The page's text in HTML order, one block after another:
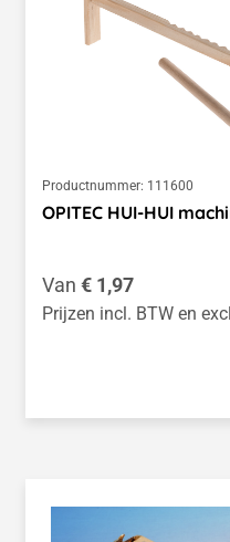
Productnummer: 111600
OPITEC HUI-HUI
Normale prijs:
Van € 1,97
Prijzen incl. BTW en